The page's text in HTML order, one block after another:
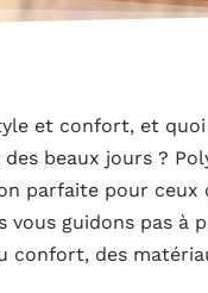
et confort, et
beaux jours ?
parfaite pour
guidons pas à
confort, des